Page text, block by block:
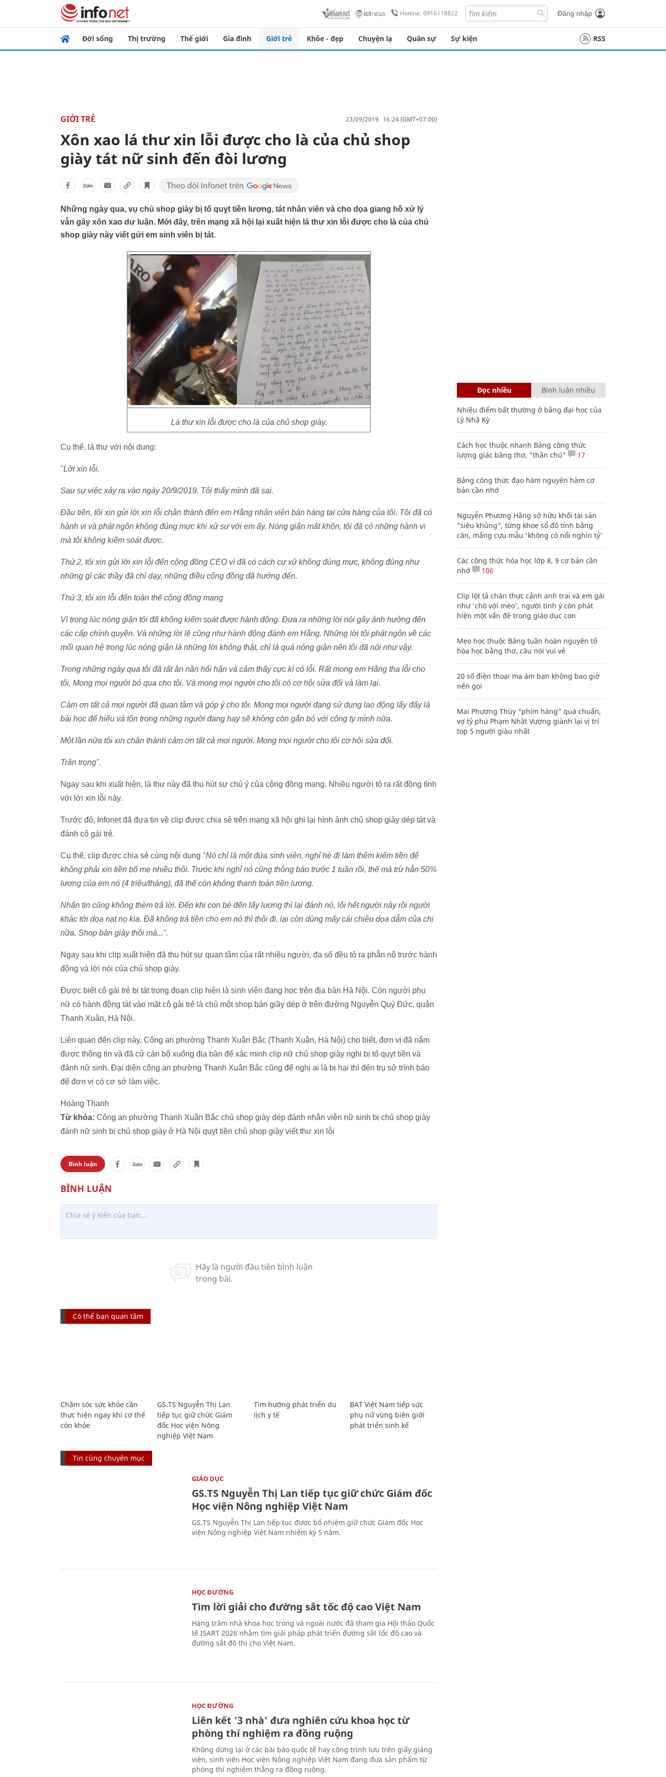
Hotline: 0916118822 Đăng nhập
Đời sống Thị trường Thế giới Gia đình Giới trẻ Khỏe - đẹp Chuyện lạ Quân sự Sự kiện RSS
GIỚI TRẺ 23/09/2019 16:24 (GMT+07:00)
Xôn xao lá thư xin lỗi được cho là của chủ shop
giày tát nữ sinh đến đòi lương
Những ngày qua, vụ chủ shop giày bị tố quỵt tiền lương, tát nhân viên và cho dọa giang hồ xử lý
vẫn gây xôn xao dư luận. Mới đây, trên mạng xã hội lại xuất hiện lá thư xin lỗi được cho là của chủ
shop giày này viết gửi em sinh viên bị tát.
Lá thư xin lỗi được cho là của chủ shop giày.
Cụ thể, lá thư với nội dung:
"Lời xin lỗi.
Sau sự việc xảy ra vào ngày 20/9/2019. Tôi thấy mình đã sai.
Đầu tiên, tôi xin gửi lời xin lỗi chân thành đến em Hằng nhân viên bán hàng tại cửa hàng của tôi. Tôi đã có
hành vi và phát ngôn không đúng mực khi xử sự với em ấy. Nóng giận mất khôn, tôi đã có những hành vi
mà tôi không kiểm soát được.
Thứ 2, tôi xin gửi lời xin lỗi đến cộng đồng CEO vì đã có cách cư xử không đúng mực, không đúng như
những gì các thầy đã chỉ dạy, những điều cộng đồng đã hướng đến.
Thứ 3, tôi xin lỗi đến toàn thể cộng đồng mạng
Vì trong lúc nóng giận tôi đã không kiểm soát được hành động. Đưa ra những lời nói gây ảnh hưởng đến
các cấp chính quyền. Và những lời lẽ cũng như hành động đánh em Hằng. Những lời tôi phát ngôn về các
mối quan hệ trong lúc nóng giận là những lời không thật, chỉ là quá nóng giận nên tôi đã nói như vậy.
Trong những ngày qua tôi đã rất ăn năn hối hận và cảm thấy cực kì có lỗi. Rất mong em Hằng tha lỗi cho
tôi. Mong mọi người bỏ qua cho tôi. Và mong mọi người cho tôi có cơ hội sửa đổi và làm lại.
Cám ơn tất cả mọi người đã quan tâm và góp ý cho tôi. Mong mọi người đang sử dụng lao động lấy đấy là
bài học để hiểu và tôn trong những người đang hay sẽ không còn gắn bó với công ty mình nữa.
Một lần nữa tôi xin chân thành cảm ơn tất cả mọi người. Mong mọi người cho tôi cơ hội sửa đổi.
Trân trọng".
Ngay sau khi xuất hiện, lá thư này đã thu hút sự chú ý của cộng đồng mạng. Nhiều người tỏ ra rất đồng tình
với lời xin lỗi này.
Trước đó, Infonet đã đưa tin về clip được chia sẻ trên mạng xã hội ghi lại hình ảnh chủ shop giày dép tát và
đánh cô gái trẻ.
Cụ thể, clip được chia sẻ cùng nội dung "Nó chỉ là một đứa sinh viên, nghỉ hè đi làm thêm kiếm tiền để
không phải xin tiền bố mẹ nhiều thôi. Trước khi nghỉ nó cũng thông báo trước 1 tuần rồi, thế mà trừ hẳn 50%
lương của em nó (4 triệu/tháng), đã thế còn không thanh toán tiền lương.
Nhắn tin cũng không thèm trả lời. Đến khi con bé đến lấy lương thì lại đánh nó, lôi hết người này rồi người
khác tới dọa nạt nọ kia. Đã không trả tiền cho em nó thì thôi đi, lại còn dùng mấy cái chiêu dọa dẫm của chị
nữa. Shop bán giày thôi mà...''.
Ngay sau khi clip xuất hiện đã thu hút sự quan tâm của rất nhiều người, đa số đều tỏ ra phẫn nộ trước hành
động và lời nói của chủ shop giày.
Được biết cô gái trẻ bị tát trong đoạn clip hiện là sinh viên đang học trên địa bàn Hà Nội. Còn người phụ
nữ có hành động tát vào mặt cô gái trẻ là chủ một shop bán giầy dép ở trên đường Nguyễn Quý Đức, quận
Thanh Xuân, Hà Nội.
Liên quan đến clip này, Công an phường Thanh Xuân Bắc (Thanh Xuân, Hà Nội) cho biết, đơn vị đã nắm
được thông tin và đã cử cán bộ xuống địa bàn để xác minh clip nữ chủ shop giày nghi bị tố quỵt tiền và
đánh nữ sinh. Đại diện công an phường Thanh Xuân Bắc cũng để nghị ai là bị hại thì đến trụ sở trình báo
để đơn vị có cơ sở làm việc.
Hoàng Thanh
Từ khóa: Công an phường Thanh Xuân Bắc chủ shop giày dép đánh nhân viên nữ sinh bị chủ shop giày
đánh nữ sinh bị chủ shop giày ở Hà Nội quỵt tiền chủ shop giày viết thư xin lỗi
Bình luận
Có thể bạn quan tâm
Chăm sóc sức khỏe cần
thực hiện ngay khi cơ thể
còn khỏe
GS.TS Nguyễn Thị Lan
tiếp tục giữ chức Giám
đốc Học viện Nông
nghiệp Việt Nam
Tìm hướng phát triển du
lịch y tế
BAT Việt Nam tiếp sức
phụ nữ vùng biên giới
phát triển sinh kế
Tin cùng chuyên mục
GIÁO DỤC
GS.TS Nguyễn Thị Lan tiếp tục giữ chức Giám đốc
Học viện Nông nghiệp Việt Nam
GS.TS Nguyễn Thị Lan tiếp tục được bổ nhiệm giữ chức Giám đốc Học
viện Nông nghiệp Việt Nam nhiệm kỳ 5 năm.
HỌC ĐƯỜNG
Tìm lời giải cho đường sắt tốc độ cao Việt Nam
Hàng trăm nhà khoa học trong và ngoài nước đã tham gia Hội thảo Quốc
tế ISART 2026 nhằm tìm giải pháp phát triển đường sắt tốc độ cao và
đường sắt đô thị cho Việt Nam.
HỌC ĐƯỜNG
Liên kết '3 nhà' đưa nghiên cứu khoa học từ
phòng thí nghiệm ra đồng ruộng
Không dừng lại ở các bài báo quốc tế hay công trình lưu trên giấy giảng
viên, sinh viên Học viện Nông nghiệp Việt Nam đang đưa sản phẩm từ
phòng thí nghiệm thẳng ra đồng ruộng.
Đọc nhiều Bình luận nhiều
Nhiều điểm bất thường ở bằng đại học của
Lý Nhã Kỳ
Cách học thuộc nhanh Bảng công thức
lượng giác bằng thơ, "thần chú"
17
Bảng công thức đạo hàm nguyên hàm cơ
bản cần nhớ
Nguyễn Phương Hằng sở hữu khối tài sản
"siêu khủng", từng khoe sổ đỏ tính bằng
cân, mắng cựu mẫu 'không có nổi nghìn tỷ'
Các công thức hóa học lớp 8, 9 cơ bản cần
nhớ
106
Clip lột tả chân thực cảnh anh trai và em gái
như 'chó với mèo', người tinh ý còn phát
hiện một vấn đề trong giáo dục con
Mẹo học thuộc Bảng tuần hoàn nguyên tố
hóa học bằng thơ, câu nói vui vẻ
20 số điện thoại ma ám bạn không bao giờ
nên gọi
Mai Phương Thúy "phím hàng" quá chuẩn,
vợ tỷ phú Phạm Nhật Vượng giành lại vị trí
top 5 người giàu nhất